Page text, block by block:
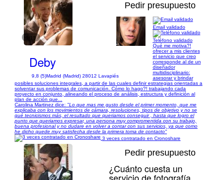
1/13
Pedir presupuesto
Deby
9,8 (5)Madrid (Madrid) 28012 Lavapiés
Email validado
Teléfono validado
Qué me motiva?!
ofrecer a mis clientes
el servicio que creo
corresponde al de un
diseñador
multidisciplinario:
asesorar y brindar
posibles soluciones integrales, a partir de las cuales definir estrategias orientadas a
solventar sus problemas de comunicación. Cómo lo hago?! trabajando cada
proyecto en conjunto, alineando el proceso de análisis, estructura y definición al
plan de acción que...
Carolina Martinez dice: "Lo que mas me gusto desde el primer momento, que me
explicaba con los movimientos de cámara, resoluciones, tipos de objetivo y no se
qué tecnicismos más, el resultado que queriamos conseguir , hasta que logro el
punto que queriamos expresar, una persona muy compromentida con su trabajo,
buena profesional y no dudare en volver a contar con sus servicios, ya que como
he dicho quede muy satisfecha desde la primera toma de contacto"
3 veces contratado en Cronoshare
Pedir presupuesto
¿Cuánto cuesta un